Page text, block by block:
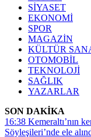
SİYASET
EKONOMİ
SPOR
MAGAZİN
KÜLTÜR
OTOMOBİL
TEKNOLOJİ
SAĞLIK
YAZARLAR
SON DAKİKA
16:38 Kemeraltı’nın
Söyleşileri’nde ele